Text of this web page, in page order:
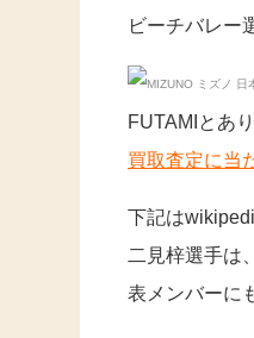
ビーチバレー
FUTAMIとあ
買取査定に当
下記は
二見梓選手は
表メンバーに